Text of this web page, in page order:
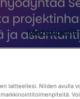
Materiaalit
ja
kun sinulle
laitteellesi. Niiden avulla